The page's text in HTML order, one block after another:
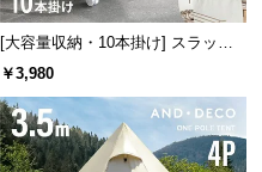
[大容量収納・10本掛け] スラック
スハンガー キャスター付き 出し入
れ簡単 左右スイング
￥3,980